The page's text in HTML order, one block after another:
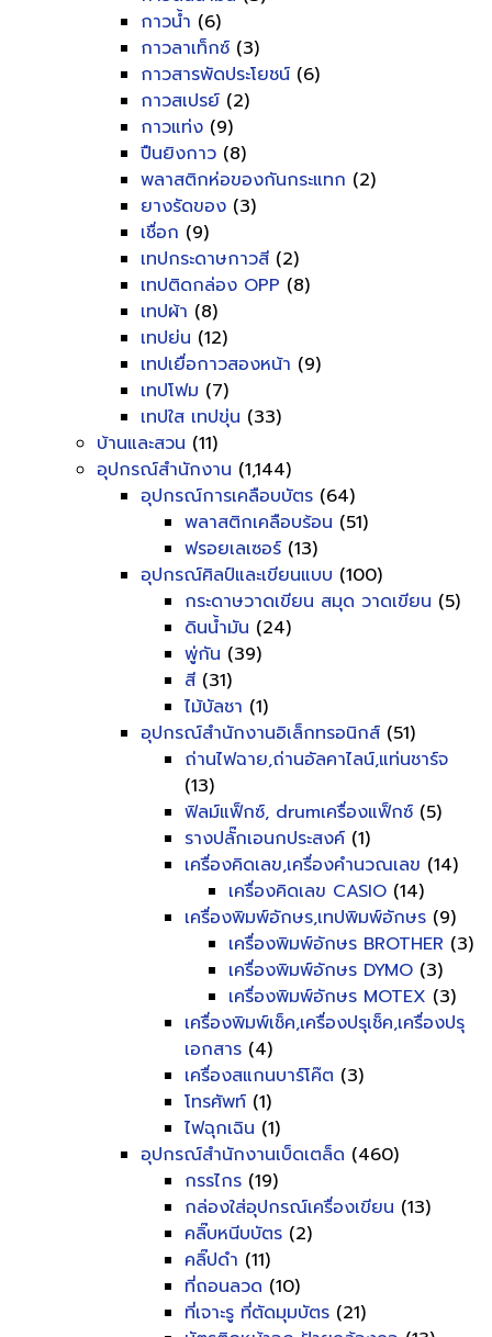
กาวน้ำ (6)
กาวลาเท็กซ์ (3)
กาวสารพัดประโยชน์ (6)
กาวสเปรย์ (2)
กาวแท่ง (9)
ปืนยิงกาว (8)
พลาสติกห่อของกันกระแทก (2)
ยางรัดของ (3)
เชื่อก (9)
เทปกระดาษกาวสี (2)
เทปติดกล่อง OPP (8)
เทปผ้า (8)
เทปย่น (12)
เทปเยื่อกาวสองหน้า (9)
เทปโฟม (7)
เทปใส เทปขุ่น (33)
บ้านและสวน (11)
อุปกรณ์สำนักงาน (1,144)
อุปกรณ์การเคลือบบัตร (64)
พลาสติกเคลือบร้อน (51)
ฟรอยเลเซอร์ (13)
อุปกรณ์ศิลป์และเขียนแบบ (100)
กระดาษวาดเขียน สมุด วาดเขียน (5)
ดินน้ำมัน (24)
พู่กัน (39)
สี (31)
ไม้บัลชา (1)
อุปกรณ์สำนักงานอิเล็กทรอนิกส์ (51)
ถ่านไฟฉาย,ถ่านอัลคาไลน์,แท่นชาร์จ
(13)
ฟิลม์แฟ็กซ์, drumเครื่องแฟ็กซ์ (5)
รางปลั๊กเอนกประสงค์ (1)
เครื่องคิดเลข,เครื่องคำนวณเลข (14)
เครื่องคิดเลข CASIO (14)
เครื่องพิมพ์อักษร,เทปพิมพ์อักษร (9)
เครื่องพิมพ์อักษร BROTHER (3)
เครื่องพิมพ์อักษร DYMO (3)
เครื่องพิมพ์อักษร MOTEX (3)
เครื่องพิมพ์เช็ค,เครื่องปรุเช็ค,เครื่องปรุ
เอกสาร (4)
เครื่องสแกนบาร์โค๊ต (3)
โทรศัพท์ (1)
ไฟฉุกเฉิน (1)
อุปกรณ์สำนักงานเบ็ดเตล็ด (460)
กรรไกร (19)
กล่องใส่อุปกรณ์เครื่องเขียน (13)
คลิ๊บหนีบบัตร (2)
คลิ๊ปดำ (11)
ที่ถอนลวด (10)
ที่เจาะรู ที่ตัดมุมบัตร (21)